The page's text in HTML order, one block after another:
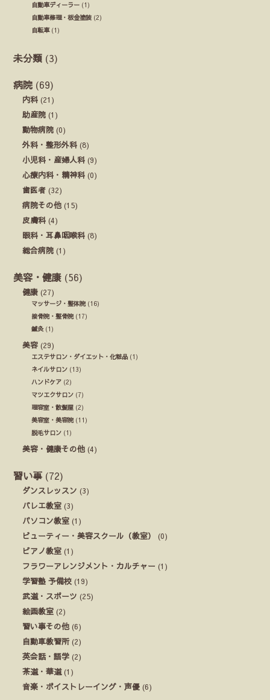
自動車ディーラー (1)
自動車修理・板金塗装 (2)
自転車(1)
未分類 (3)
病院 (69)
内科 (21)
助産院 (1)
動物病院 (0)
外科・整形外科 (8)
小児科・産婦人科 (9)
心療内科・精神科 (0)
歯医者 (32)
病院その他 (15)
皮膚科 (4)
眼科・耳鼻咽喉科 (8)
総合病院 (1)
美容・健康 (56)
健康 (27)
マッサージ・整体院(16)
接骨院・整骨院(17)
鍼灸(1)
美容 (29)
エステサロン・ダイエット・化粧品 (1)
ネイルサロン (13)
ハンドケア (2)
マツエクサロン (7)
理容室・散髪屋 (2)
美容室・美容院(11)
脱毛サロン (1)
美容・健康その他 (4)
習い事 (72)
ダンスレッスン (3)
バレエ教室 (3)
パソコン教室 (1)
ビューティー・美容スクール（教室）
(0)
ピアノ教室 (1)
フラワーアレンジメント・カルチャー (1)
学習塾 予備校 (19)
武道・スポーツ (25)
絵画教室 (2)
習い事その他 (6)
自動車教習所(2)
英会話・語学 (2)
茶道・華道(1)
音楽・ボイストレーイング・声優 (6)